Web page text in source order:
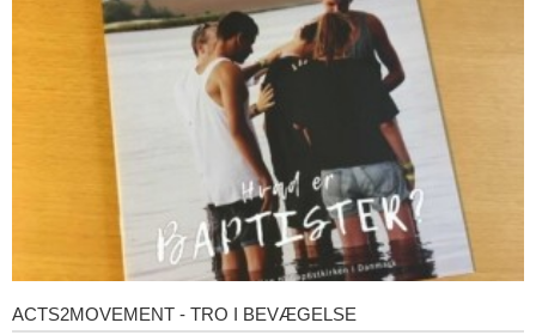
Acts2Movement
ACTS2MOVEMENT - TRO I BEVÆGELSE